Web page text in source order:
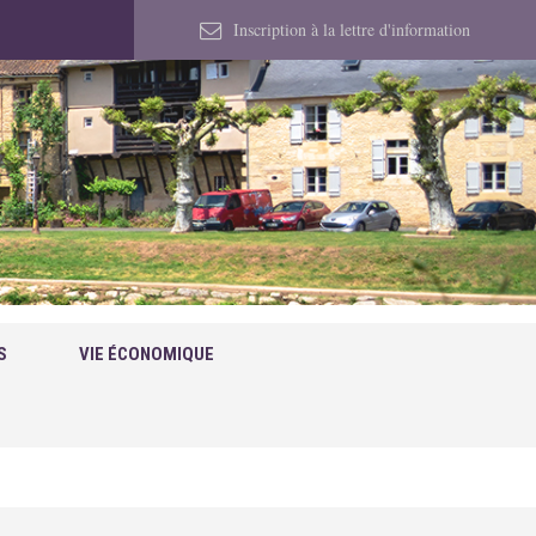
Inscription à la lettre d'information
VIE ÉCONOMIQUE